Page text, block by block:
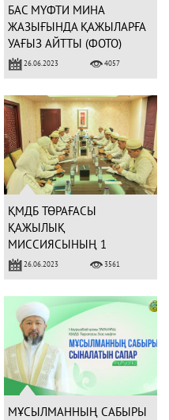
БАС МҮФТИ МИНА
ЖАЗЫҒЫНДА ҚАЖЫЛАРҒА
УАҒЫЗ АЙТТЫ (ФОТО)
26.06.2023 4057
ҚМДБ ТӨРАҒАСЫ
ҚАЖЫЛЫҚ
МИССИЯСЫНЫҢ 1
АПТАЛЫҚ ЖҰМЫС ЕСЕБІН
ТЫҢДАДЫ (ФОТО)
26.06.2023 3561
МҰСЫЛМАННЫҢ САБЫРЫ